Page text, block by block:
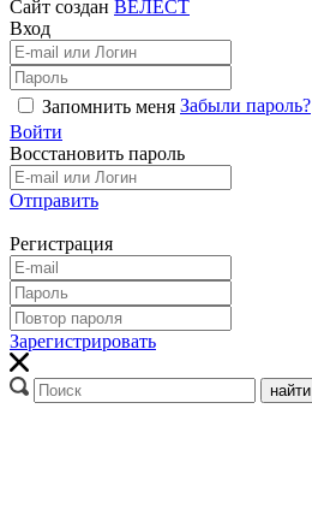
Сайт создан ВЕЛЕСТ
Вход
Запомнить меня Забыли пароль?
Войти
Восстановить пароль
Отправить
Регистрация
Зарегистрировать
найти